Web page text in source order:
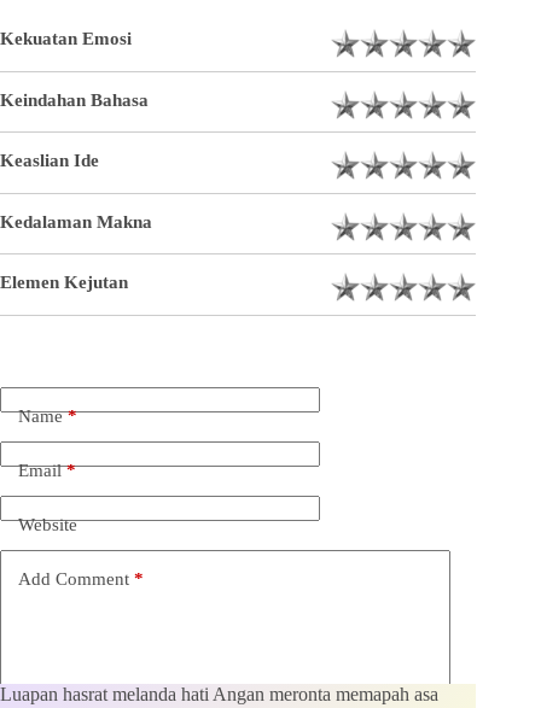
Kekuatan Emosi
Keindahan Bahasa
Keaslian Ide
Kedalaman Makna
Elemen Kejutan
Name*
Email*
Website
Add Comment *
Luapan hasrat melanda hati Angan meronta memapah asa